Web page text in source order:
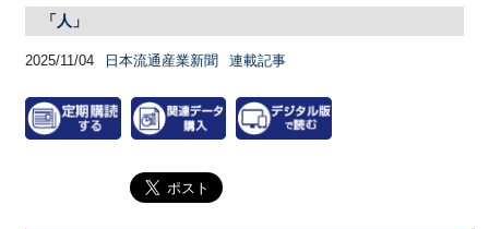
「人」
2025/11/04 日本流通産業新聞 連載記事